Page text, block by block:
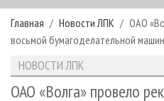
РУБРИКИ И ТЕМЫ
РУБРИКИ ЖУРНАЛА
ЛЕСОЗАГОТОВКА
НОВОСТИ
НОВОСТИ ЛПК
ПРОЕКТЫ ЛПИ
АНАЛИТИКА
АРХИВ
Главная Новости ЛПК
ОАО
восьмой бумагоделательной
НОВОСТИ ЛПК
ОАО «Волга» провело